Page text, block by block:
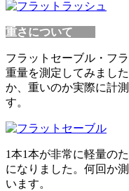
重さについて
フラットセーブル・フ
重量を測定してみまし
か、重いのか実際に計
す。
1本1本が非常に軽量の
になりました。何回か
います。